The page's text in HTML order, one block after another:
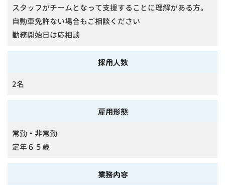
スタッフがチームとなって支援することに理解がある方。
自動車免許ない場合もご相談ください
勤務開始日は応相談
採用人数
2名
雇用形態
常勤・非常勤
定年６５歳
業務内容